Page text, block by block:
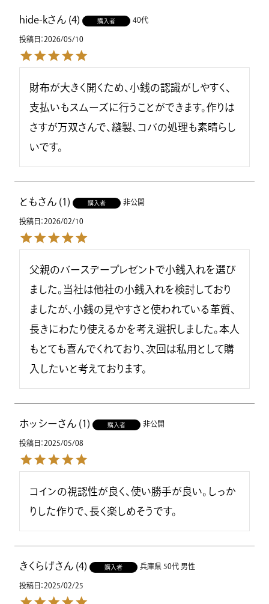
hide-k 4 購入者 40代
投稿日 2026/05/10
財布が大きく開くため、小銭の認識がしやすく、
支払いもスムーズに行うことができます。作りは
さすが万双さんで、縫製、コバの処理も素晴らし
いです。
とも 1 購入者 非公開
投稿日 2026/02/10
父親のバースデープレゼントで小銭入れを選び
ました。当社は他社の小銭入れを検討しており
ましたが、小銭の見やすさと使われている革質、
長きにわたり使えるかを考え選択しました。本人
もとても喜んでくれており、次回は私用として購
入したいと考えております。
ホッシー 1 購入者 非公開
投稿日 2025/05/08
コインの視認性が良く、使い勝手が良い。しっか
りした作りで、長く楽しめそうです。
きくらげ 4 購入者 兵庫県 50代 男性
投稿日 2025/02/25